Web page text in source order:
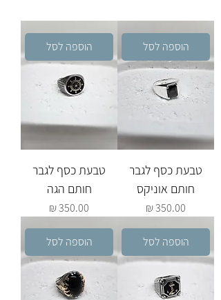
הוספה לסל
טבעת כסף לגבר
חותם אוניקס
מחיר
הוספה לסל
טבעת כסף לגבר
חותם הגה
מחיר
הוספה לסל הוספה לסל